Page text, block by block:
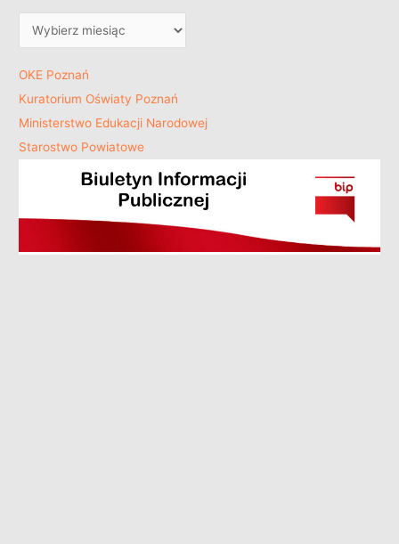
OKE Poznań
Kuratorium Oświaty Poznań
Ministerstwo Edukacji Narodowej
Starostwo Powiatowe